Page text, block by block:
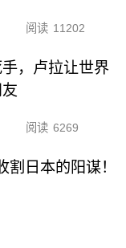
阅读 11202
，卢拉让世界
阅读 6269
日本的阳谋！